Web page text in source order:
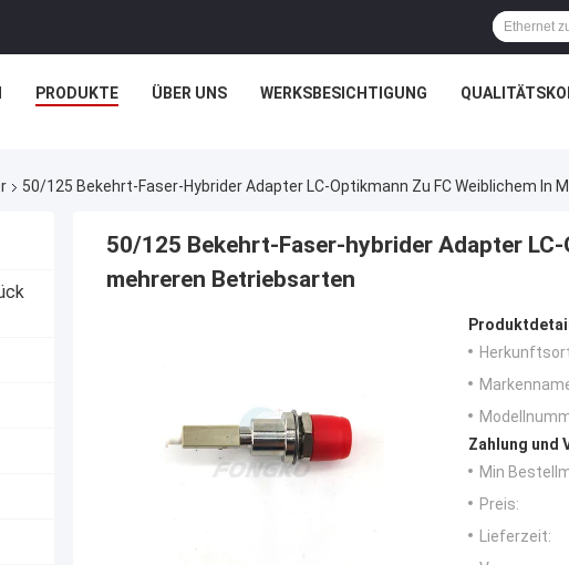
PRODUKTE ÜBER UNS WERKSBESICHTIGUNG
50/125 Bekehrt-Faser-Hybrider Adapter LC-Optikmann Zu FC Weiblichem In
50/125 Bekehrt-Faser-hybrider Adapter
mehreren Betriebsarten
Zahlung und
Min
Preis:
Lieferzeit: